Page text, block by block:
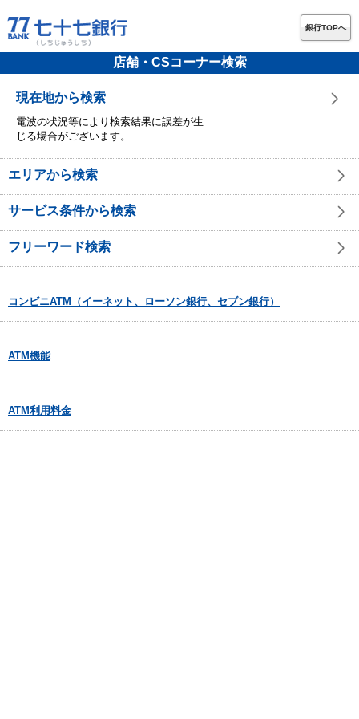
銀行TOPへ
店舗・CSコーナー検索
現在地から検索
電波の状況等により検索結果に誤差が生
じる場合がございます。
エリアから検索
サービス条件から検索
フリーワード検索
コンビニATM（イーネット、ローソン銀行、セブン銀行）
ATM機能
ATM利用料金